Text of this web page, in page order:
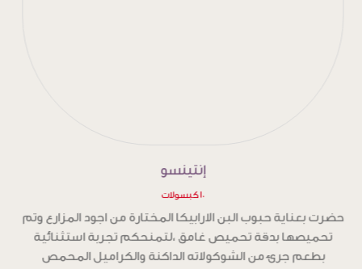
إنتينسو
١٠ كبسولات
حضرت بعناية حبوب البن الارابيكا المختارة من اجود المزارع وتم
تحميصها بدقة تحميص غامق ،لتمنحكم تجربة استثنائية
بطعم جرئ من الشوكولاته الداكنة والكراميل المحمص